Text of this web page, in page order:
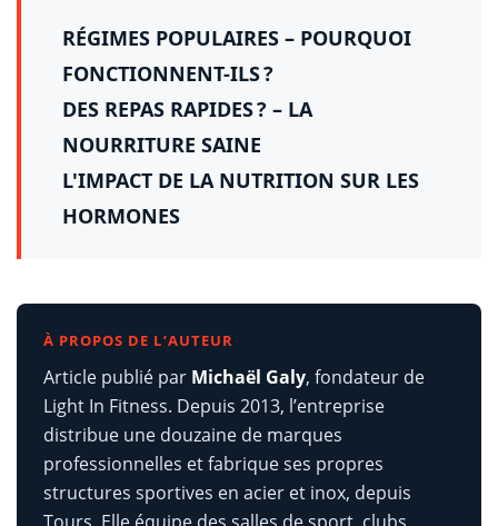
RÉGIMES POPULAIRES – POURQUOI
FONCTIONNENT-ILS ?
DES REPAS RAPIDES ? – LA
NOURRITURE SAINE
L'IMPACT DE LA NUTRITION SUR LES
HORMONES
À PROPOS DE L’AUTEUR
Article publié par Michaël Galy, fondateur de
Light In Fitness. Depuis 2013, l’entreprise
distribue une douzaine de marques
professionnelles et fabrique ses propres
structures sportives en acier et inox, depuis